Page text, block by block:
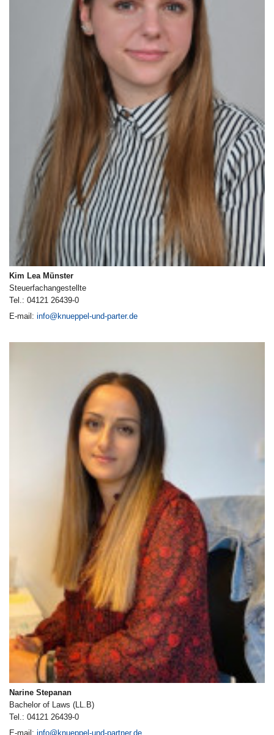
Kim Lea Münster
Steuerfachangestellte
Tel.: 04121 26439-0
E-mail: info@knueppel-und-parter.de
Narine Stepanan
Bachelor of Laws (LL.B)
Tel.: 04121 26439-0
E-mail: info@knueppel-und-partner.de